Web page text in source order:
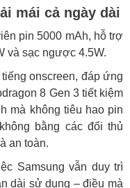
mái cả ngày dài
pin 5000 mAh, hỗ trợ
và sạc ngược 4.5W.
onscreen, đáp ứng
8 Gen 3 tiết kiệm
mà không tiêu hao pin
bằng các đối thủ
an toàn.
Samsung vẫn duy trì
dài sử dụng – điều mà